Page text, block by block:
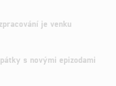
je venku
s novými epizodami